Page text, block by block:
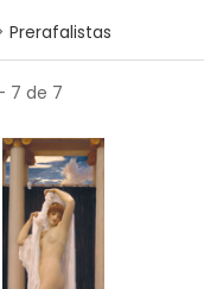
Prerafalistas
7 de 7